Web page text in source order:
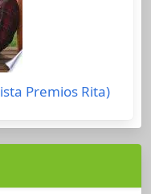
Premios Rita)